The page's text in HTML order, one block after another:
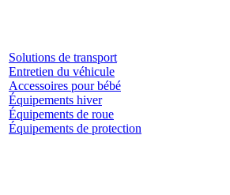
Solutions de transport
Entretien du véhicule
Accessoires pour bébé
Équipements hiver
Équipements de roue
Équipements de protection